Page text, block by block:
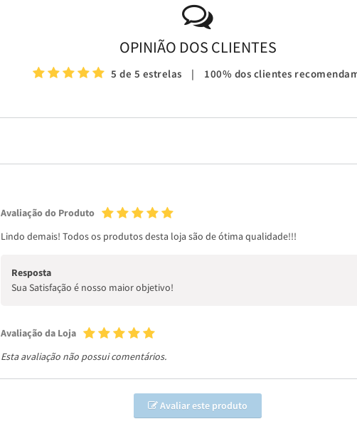
OPINIÃO DOS CLIENTES
5 de 5 estrelas | 100% dos clientes
Avaliação do Produto
Lindo demais! Todos os produtos desta loja são de ótima qualidade!!!
Resposta
Sua Satisfação é nosso maior objetivo!
Avaliação da Loja
Esta avaliação não possui comentários.
Avaliar este produto